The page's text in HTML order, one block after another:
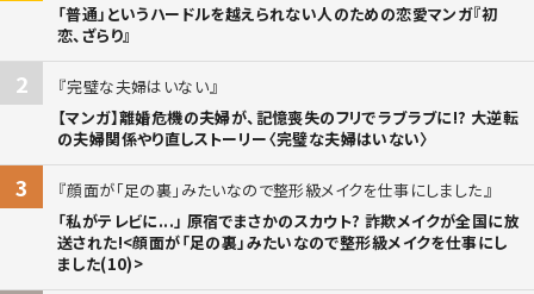
「普通」というハードルを越えられない人のための恋愛マンガ『初
恋、ざらり』
2
完璧な夫婦はいない
【マンガ】離婚危機の夫婦が、記憶喪失のフリでラブラブに!? 大逆転
の夫婦関係やり直しストーリー〈完璧な夫婦はいない〉
3
顔面が「足の裏」みたいなので整形級メイクを仕事にしました
「私がテレビに...」 原宿でまさかのスカウト? 詐欺メイクが全国に放
送された!<顔面が「足の裏」みたいなので整形級メイクを仕事にし
ました(10)>